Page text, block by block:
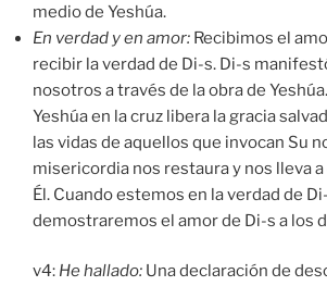
medio de Yeshúa.
En verdad y en amor: Recibimos el
recibir la verdad de Di-s. Di-s
nosotros a través de la obra de
Yeshúa en la cruz libera la gracia
las vidas de aquellos que invocan Su
misericordia nos restaura y nos lleva a
Él. Cuando estemos en la verdad de
demostraremos el amor de Di-s a los
v4: He hallado: Una declaración de